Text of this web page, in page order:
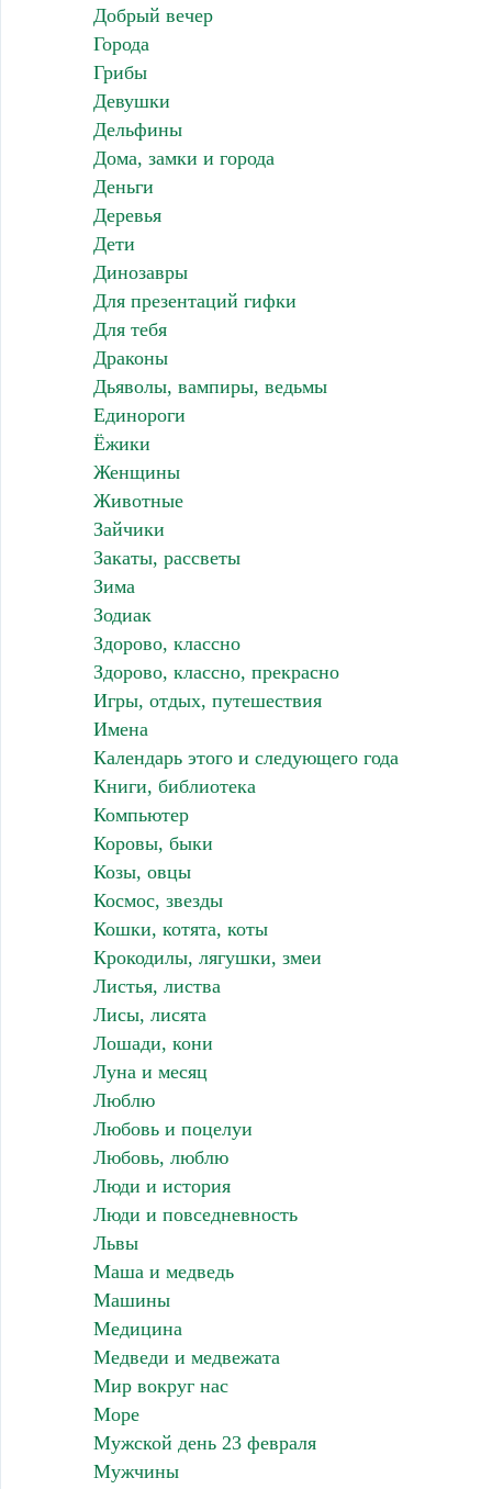
Добрый вечер
Города
Грибы
Девушки
Дельфины
Дома, замки и города
Деньги
Деревья
Дети
Динозавры
Для презентаций гифки
Для тебя
Драконы
Дьяволы, вампиры, ведьмы
Единороги
Ёжики
Женщины
Животные
Зайчики
Закаты, рассветы
Зима
Зодиак
Здорово, классно
Здорово, классно, прекрасно
Игры, отдых, путешествия
Имена
Календарь этого и следующего года
Книги, библиотека
Компьютер
Коровы, быки
Козы, овцы
Космос, звезды
Кошки, котята, коты
Крокодилы, лягушки, змеи
Листья, листва
Лисы, лисята
Лошади, кони
Луна и месяц
Люблю
Любовь и поцелуи
Любовь, люблю
Люди и история
Люди и повседневность
Львы
Маша и медведь
Машины
Медицина
Медведи и медвежата
Мир вокруг нас
Море
Мужской день 23 февраля
Мужчины